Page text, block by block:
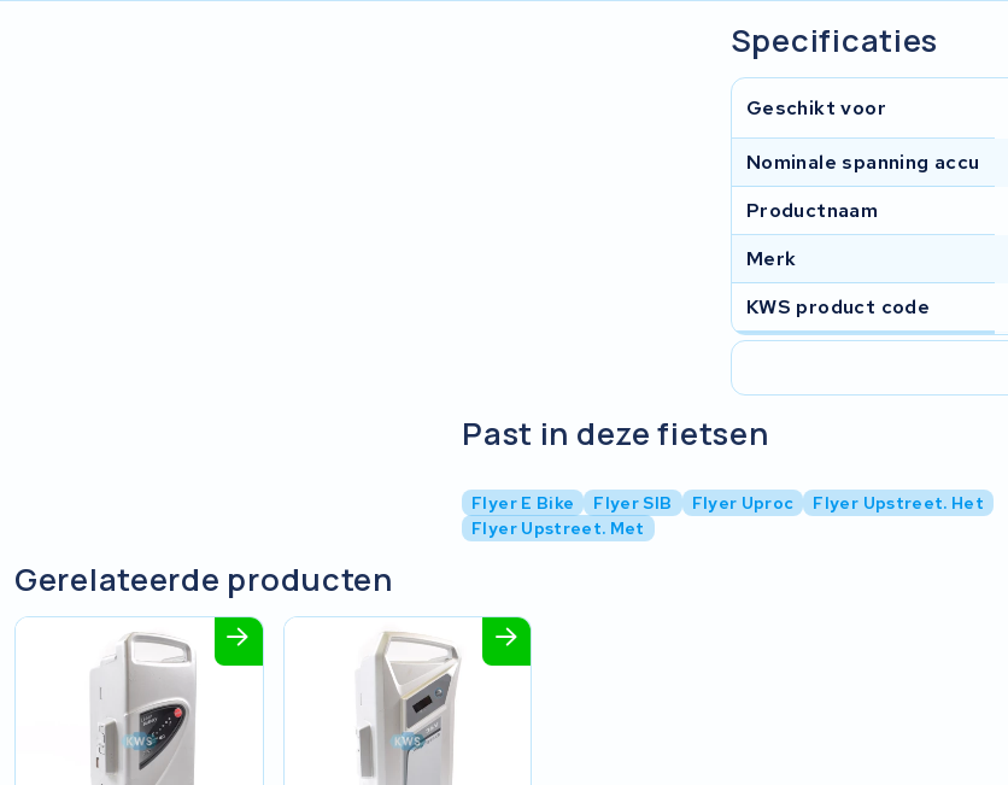
Specificaties
Geschikt voor
Nominale spanning accu
Productnaam
Merk
KWS product code
Past in deze fietsen
Flyer E Bike Flyer SIB Flyer Uproc
Flyer Upstreet. Het
Flyer Upstreet. Met
Gerelateerde producten